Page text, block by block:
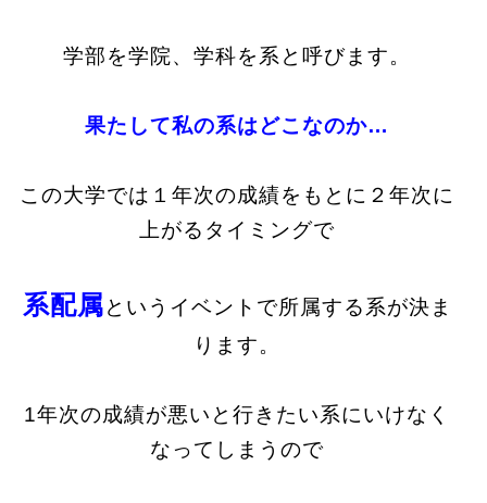
学部を学院、学科を系と呼びます。
果たして私の系はどこなのか…
この大学では１年次の成績をもとに２年次に
上がるタイミングで
系配属という イベントで所属する系が決ま
ります。
1年次の成績が悪いと行きたい系にいけなく
なってしまうので